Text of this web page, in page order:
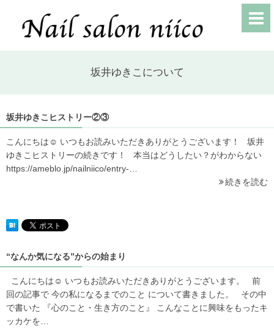
坂井ゆきこについて
坂井ゆきこヒストリー②③
こんにちは☺ いつもお読みいただきありがとうございます！ 坂井
ゆきこヒストリーの続きです！ 本当はどうしたい？がわからない
https://ameblo.jp/nailniico/entry-…
続きを読む
“なんか気になる”からの始まり
こんにちは☺️ いつもお読みいただきありがとうございます。 前
回の記事で 今の私になるまでのこと について書きました。 その中
で書いた 『心のこと・生き方のこと』 こんなことに興味をもったキ
ッカケを…